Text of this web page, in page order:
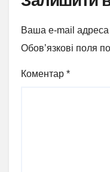
Ваша e-mail
Обов’язкові поля
Коментар *